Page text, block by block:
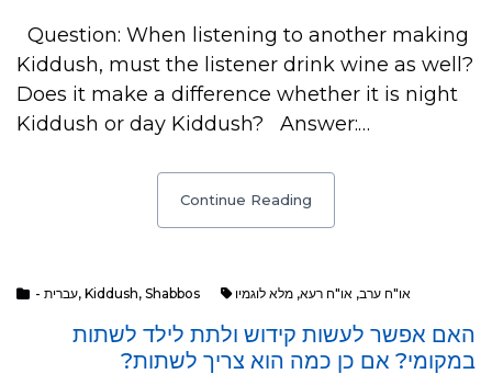
Question: When listening to another making
Kiddush, must the listener drink wine as well?
Does it make a difference whether it is night
Kiddush or day Kiddush? Answer:…
Continue Reading
- עברית, Kiddush, Shabbos או"ח ערב, או"ח רעא, מלא לוגמיו
האם אפשר לעשות קידוש ולתת לילד לשתות
במקומי? אם כן כמה הוא צריך לשתות?